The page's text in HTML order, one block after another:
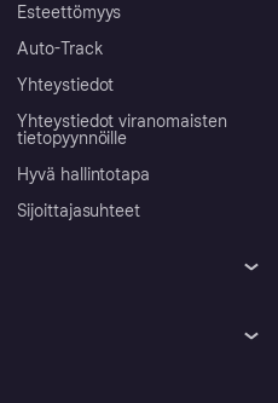
Esteettömyys
Auto-Track
Yhteystiedot
Yhteystiedot viranomaisten
tietopyynnöille
Hyvä hallintotapa
Sijoittajasuhteet